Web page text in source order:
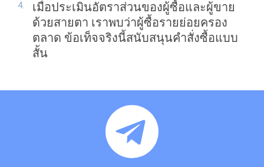
เมื่อประเมินอัตราส่วนของผู้ซื้อและผู้ขาย
ด้วยสายตา เราพบว่าผู้ซื้อรายย่อยครอง
ตลาด ข้อเท็จจริงนี้สนับสนุนคำสั่งซื้อแบบ
สั้น